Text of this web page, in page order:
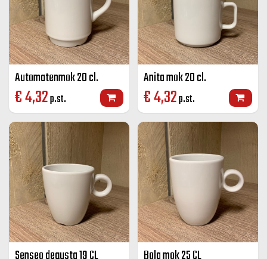
Automatenmok 20 cl.
€4,32p.st.
Anita mok 20 cl.
€4,32p.st.